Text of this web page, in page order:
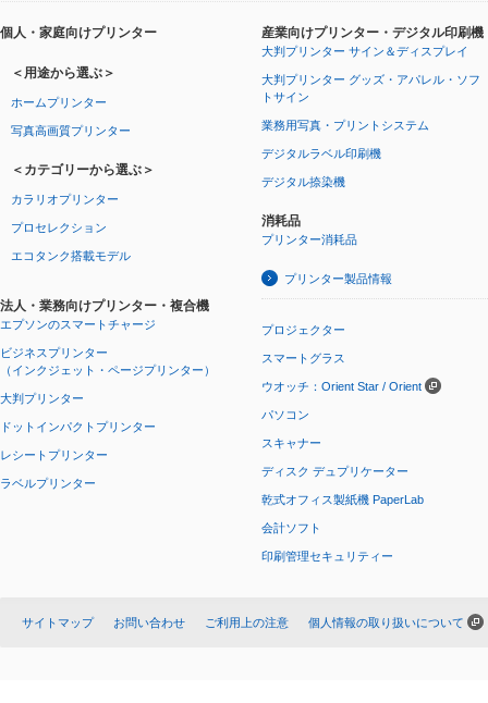
個人・家庭向けプリンター
＜用途から選ぶ＞
ホームプリンター
写真高画質プリンター
＜カテゴリーから選ぶ＞
カラリオプリンター
プロセレクション
エコタンク搭載モデル
法人・業務向けプリンター・複合機
エプソンのスマートチャージ
ビジネスプリンター
（インクジェット・ページプリンター）
大判プリンター
ドットインパクトプリンター
レシートプリンター
ラベルプリンター
産業向けプリンター・デジタル印刷機
大判プリンター サイン＆ディスプレイ
大判プリンター グッズ・アパレル・ソフ
トサイン
業務用写真・プリントシステム
デジタルラベル印刷機
デジタル捺染機
消耗品
プリンター消耗品
プリンター製品情報
プロジェクター
スマートグラス
ウオッチ：Orient Star / Orient
パソコン
スキャナー
ディスク デュプリケーター
乾式オフィス製紙機 PaperLab
会計ソフト
印刷管理セキュリティー
サイトマップ お問い合わせ ご利用上の注意 個人情報の取り扱いについて